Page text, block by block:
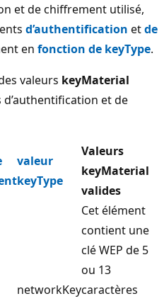
et de chiffrement utilisé,
d’authentification etde
en fonction de keyType.
valeurs keyMaterial
et de
valeur
keyType
Valeurs
keyMaterial
valides
networkKey
Cet élément
contient une
clé WEP de 5
ou 13
caractères